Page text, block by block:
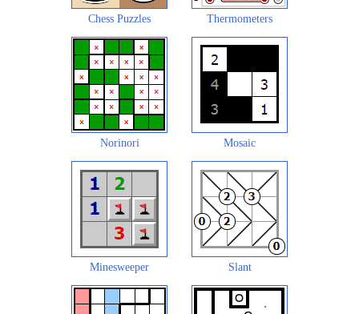
Chess Puzzles Thermometers
Norinori Mosaic
Minesweeper Slant